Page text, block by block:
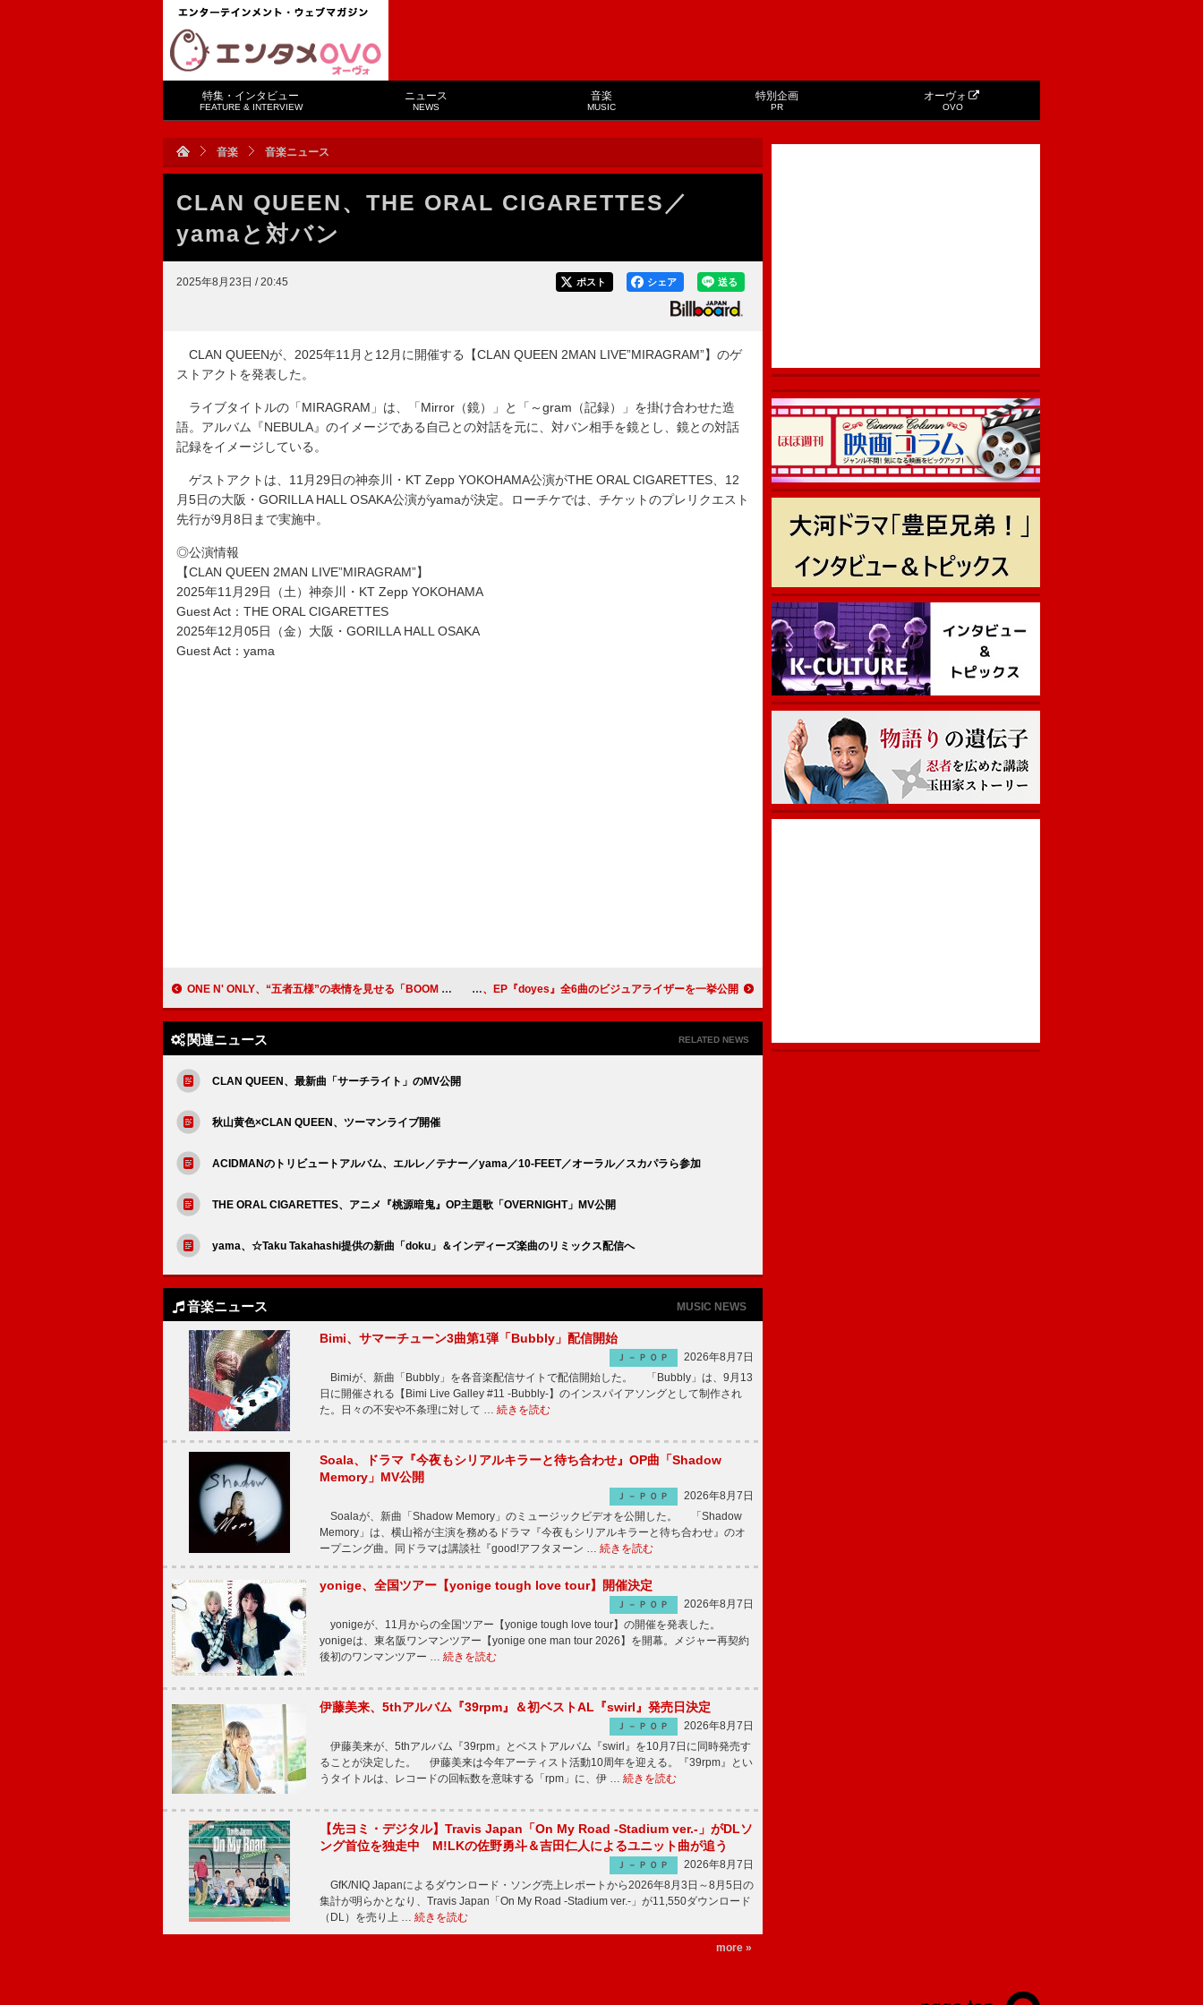
特集・インタビュー
FEATURE & INTERVIEW
ニュース
NEWS
音楽
MUSIC
特別企画
PR
オーヴォ
OVO
音楽 音楽ニュース
CLAN QUEEN、THE ORAL CIGARETTES／
yamaと対バン
2025年8月23日 / 20:45 送る
シェア
ポスト
CLAN QUEENが、2025年11月と12月に開催する【CLAN QUEEN 2MAN LIVE”MIRAGRAM”】のゲ
ストアクトを発表した。
ライブタイトルの「MIRAGRAM」は、「Mirror（鏡）」と「～gram（記録）」を掛け合わせた造
語。アルバム『NEBULA』のイメージである自己との対話を元に、対バン相手を鏡とし、鏡との対話
記録をイメージしている。
ゲストアクトは、11月29日の神奈川・KT Zepp YOKOHAMA公演がTHE ORAL CIGARETTES、12
月5日の大阪・GORILLA HALL OSAKA公演がyamaが決定。ローチケでは、チケットのプレリクエスト
先行が9月8日まで実施中。
◎公演情報
【CLAN QUEEN 2MAN LIVE”MIRAGRAM”】
2025年11月29日（土）神奈川・KT Zepp YOKOHAMA
Guest Act：THE ORAL CIGARETTES
2025年12月05日（金）大阪・GORILLA HALL OSAKA
Guest Act：yama
ONE N' ONLY、“五者五様”の表情を見せる「BOOM BASH」ダンスパフォーマンス映像を公開 Hedigan's、EP『doyes』全6曲のビジュアライザーを一挙公開
関連ニュース RELATED NEWS
CLAN QUEEN、最新曲「サーチライト」のMV公開
秋山黄色×CLAN QUEEN、ツーマンライブ開催
ACIDMANのトリビュートアルバム、エルレ／テナー／yama／10-FEET／オーラル／スカパラら参加
THE ORAL CIGARETTES、アニメ『桃源暗鬼』OP主題歌「OVERNIGHT」MV公開
yama、☆Taku Takahashi提供の新曲「doku」＆インディーズ楽曲のリミックス配信へ
音楽ニュース MUSIC NEWS
Bimi、サマーチューン3曲第1弾「Bubbly」配信開始
Ｊ－ＰＯＰ
2026年8月7日
Bimiが、新曲「Bubbly」を各音楽配信サイトで配信開始した。 「Bubbly」は、9月13
日に開催される【Bimi Live Galley #11 -Bubbly-】のインスパイアソングとして制作され
た。日々の不安や不条理に対して … 続きを読む
Soala、ドラマ『今夜もシリアルキラーと待ち合わせ』OP曲「Shadow
Memory」MV公開
Ｊ－ＰＯＰ
2026年8月7日
Soalaが、新曲「Shadow Memory」のミュージックビデオを公開した。 「Shadow
Memory」は、横山裕が主演を務めるドラマ『今夜もシリアルキラーと待ち合わせ』のオ
ープニング曲。同ドラマは講談社『good!アフタヌーン … 続きを読む
yonige、全国ツアー【yonige tough love tour】開催決定
Ｊ－ＰＯＰ
2026年8月7日
yonigeが、11月からの全国ツアー【yonige tough love tour】の開催を発表した。
yonigeは、東名阪ワンマンツアー【yonige one man tour 2026】を開幕。メジャー再契約
後初のワンマンツアー … 続きを読む
伊藤美来、5thアルバム『39rpm』＆初ベストAL『swirl』発売日決定
Ｊ－ＰＯＰ
2026年8月7日
伊藤美来が、5thアルバム『39rpm』とベストアルバム『swirl』を10月7日に同時発売す
ることが決定した。 伊藤美来は今年アーティスト活動10周年を迎える。『39rpm』とい
うタイトルは、レコードの回転数を意味する「rpm」に、伊 … 続きを読む
【先ヨミ・デジタル】Travis Japan「On My Road -Stadium ver.-」がDLソ
ング首位を独走中 M!LKの佐野勇斗＆吉田仁人によるユニット曲が追う
Ｊ－ＰＯＰ
2026年8月7日
GfK/NIQ Japanによるダウンロード・ソング売上レポートから2026年8月3日～8月5日の
集計が明らかとなり、Travis Japan「On My Road -Stadium ver.-」が11,550ダウンロード
（DL）を売り上 … 続きを読む
more »